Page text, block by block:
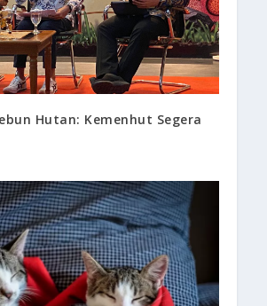
Hutan: Kemenhut Segera